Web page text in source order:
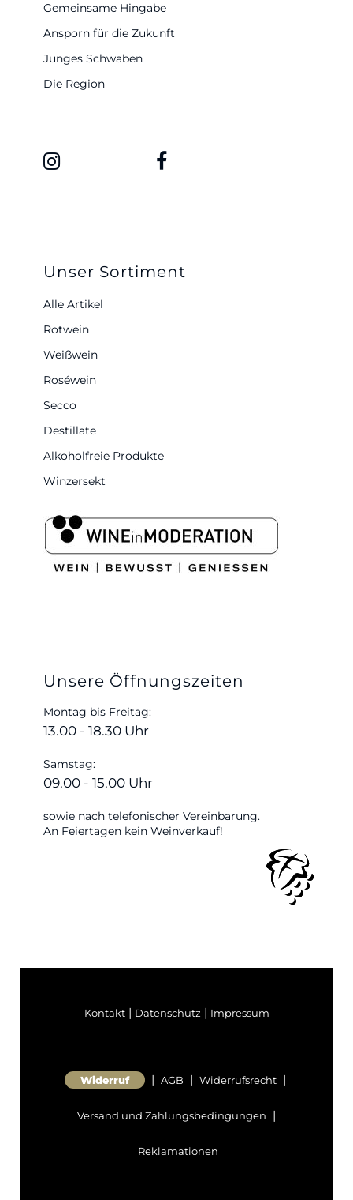
Gemeinsame Hingabe
Ansporn für die Zukunft
Junges Schwaben
Die Region
Unser Sortiment
Alle Artikel
Rotwein
Weißwein
Roséwein
Secco
Destillate
Alkoholfreie Produkte
Winzersekt
Unsere Öffnungszeiten
Montag bis Freitag:
13.00 - 18.30 Uhr
Samstag:
09.00 - 15.00 Uhr
sowie nach telefonischer Vereinbarung.
An Feiertagen kein Weinverkauf!
Kontakt| Datenschutz | Impressum
Widerruf | AGB | Widerrufsrecht|
Versand und Zahlungsbedingungen |
Reklamationen